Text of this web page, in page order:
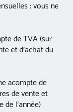
: vous ne
de TVA (sur
et d’achat du
acompte de
de vente et
de l’année)